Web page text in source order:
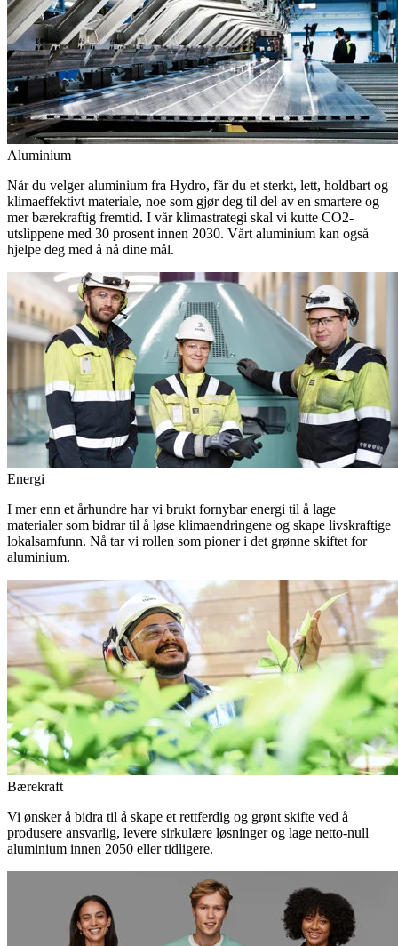
Aluminium
Når du velger aluminium fra Hydro, får du et sterkt, lett, holdbart og
klimaeffektivt materiale, noe som gjør deg til del av en smartere og
mer bærekraftig fremtid. I vår klimastrategi skal vi kutte CO2-
utslippene med 30 prosent innen 2030. Vårt aluminium kan også
hjelpe deg med å nå dine mål.
Energi
I mer enn et århundre har vi brukt fornybar energi til å lage
materialer som bidrar til å løse klimaendringene og skape livskraftige
lokalsamfunn. Nå tar vi rollen som pioner i det grønne skiftet for
aluminium.
Bærekraft
Vi ønsker å bidra til å skape et rettferdig og grønt skifte ved å
produsere ansvarlig, levere sirkulære løsninger og lage netto-null
aluminium innen 2050 eller tidligere.